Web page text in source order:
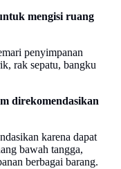
mengisi ruang
penyimpanan
rak sepatu, bangku
direkomendasikan
karena dapat
bawah tangga,
berbagai barang.